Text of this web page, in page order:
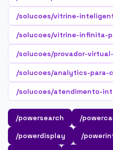
/solucoes/vitrine-
/solucoes/vitrine-infinita-
/solucoes/provador-
/solucoes/analytics-para-
/solucoes/atendimento-
/powersearch /
/powerdisplay
/